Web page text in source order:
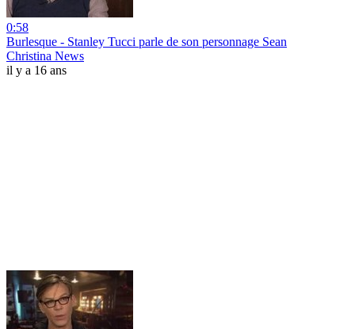
0:58
Burlesque - Stanley Tucci parle de son personnage Sean
Christina News
il y a 16 ans